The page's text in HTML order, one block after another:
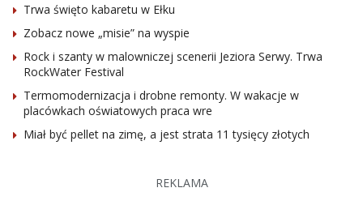
Trwa święto kabaretu w Ełku
Zobacz nowe „misie” na wyspie
Rock i szanty w malowniczej scenerii Jeziora Serwy. Trwa
RockWater Festival
Termomodernizacja i drobne remonty. W wakacje w
placówkach oświatowych praca wre
Miał być pellet na zimę, a jest strata 11 tysięcy złotych
REKLAMA